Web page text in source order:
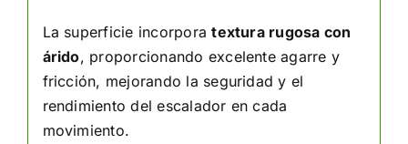
La superficie incorporatextura rugosa con
árido, proporcionando excelente agarre y
fricción, mejorando la seguridad y el
rendimiento del escalador en cada
movimiento.